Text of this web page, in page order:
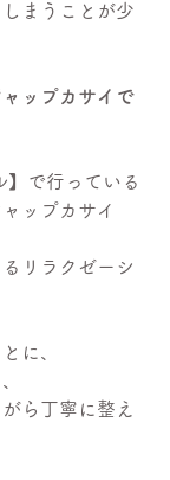
まうことが少
ップカサイで
】で行っている
ップカサイ
リラクゼーシ
に、
ら丁寧に整え